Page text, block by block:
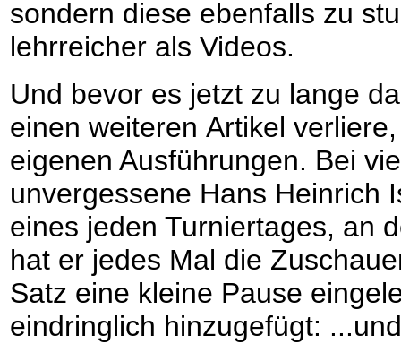
sondern diese ebenfalls zu
lehrreicher als Videos.
Und bevor es jetzt zu lange
einen weiteren Artikel
eigenen Ausführungen. Bei
unvergessene Hans Heinrich
eines jeden Turniertages, an
hat er jedes Mal die
Satz eine kleine Pause
eindringlich hinzugefügt: